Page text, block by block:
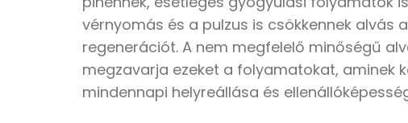
vérnyomás és a pulzus is csökkennek alvás
regenerációt. A nem megfelelő minőségű
megzavarja ezeket a folyamatokat, aminek
mindennapi helyreállása és